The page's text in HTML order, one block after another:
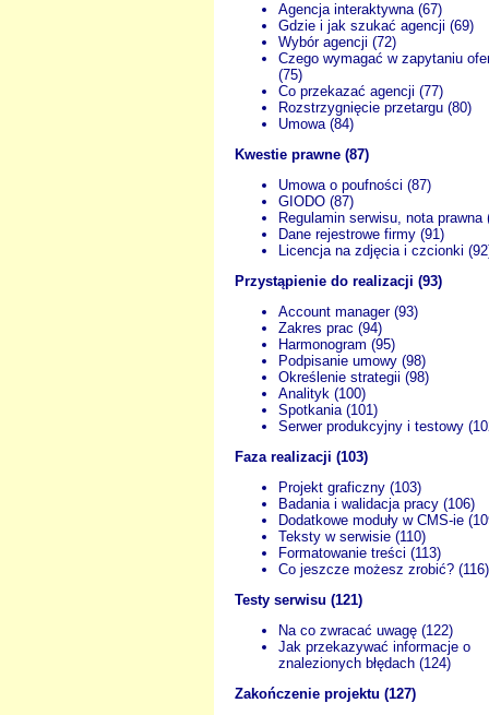
Agencja interaktywna (67)
Gdzie i jak szukać agencji (69)
Wybór agencji (72)
Czego wymagać w zapytaniu
(75)
Co przekazać agencji (77)
Rozstrzygnięcie przetargu (80)
Umowa (84)
Kwestie prawne (87)
Umowa o poufności (87)
GIODO (87)
Regulamin serwisu, nota prawna
Dane rejestrowe firmy (91)
Licencja na zdjęcia i czcionki
Przystąpienie do realizacji (93)
Account manager (93)
Zakres prac (94)
Harmonogram (95)
Podpisanie umowy (98)
Określenie strategii (98)
Analityk (100)
Spotkania (101)
Serwer produkcyjny i testowy
Faza realizacji (103)
Projekt graficzny (103)
Badania i walidacja pracy (106)
Dodatkowe moduły w CMS-ie
Teksty w serwisie (110)
Formatowanie treści (113)
Co jeszcze możesz zrobić? (116)
Testy serwisu (121)
Na co zwracać uwagę (122)
Jak przekazywać informacje o
znalezionych błędach (124)
Zakończenie projektu (127)